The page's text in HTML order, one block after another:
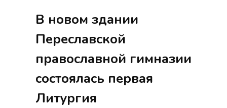
В новом здании
Переславской
православной гимназии
состоялась первая
Литургия